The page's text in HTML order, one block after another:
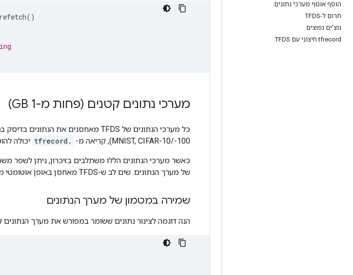
הוסף אוסף מערכי נתונים
תרום ל-TFDS
גוצ'ים נפוצים
tfrecord חיצוני עם TFDS
()
מערכי נתונים קטנים (פחות מ-1 GB)
כל מערכי הנתונים של TFDS מאחסנים את הנתונים בדיסק בפורמט
MNIST, CIFAR-10/-100), קריאה מ-
.tfrecord יכולה
כאשר מערכי הנתונים הללו משתלבים בזיכרון, ניתן לשפר
של מערך הנתונים. שים לב ש-TFDS מאחסן באופן אוטומטי מערכי נתונים קטנים (בחלק הבא יש את הפרטים).
שמירה במטמון של מערך הנתונים
הנה דוגמה לצינור נתונים ששומר במפורש את מערך הנתונים